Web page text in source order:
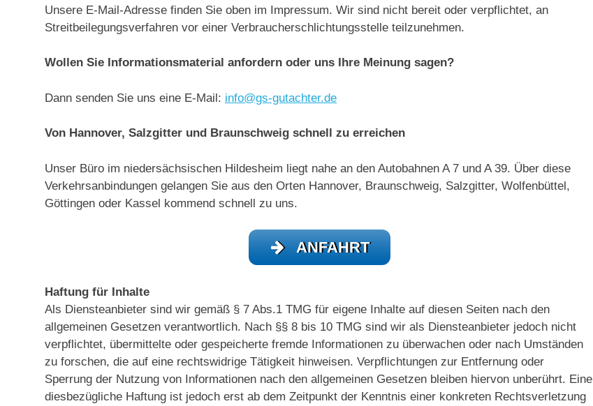
Unsere E-Mail-Adresse finden Sie oben im Impressum. Wir sind nicht bereit oder verpflichtet, an
Streitbeilegungsverfahren vor einer Verbraucherschlichtungsstelle teilzunehmen.
Wollen Sie Informationsmaterial anfordern oder uns Ihre Meinung sagen?
Dann senden Sie uns eine E-Mail: info@gs-gutachter.de
Von Hannover, Salzgitter und Braunschweig schnell zu erreichen
Unser Büro im niedersächsischen Hildesheim liegt nahe an den Autobahnen A 7 und A 39. Über diese
Verkehrsanbindungen gelangen Sie aus den Orten Hannover, Braunschweig, Salzgitter, Wolfenbüttel,
Göttingen oder Kassel kommend schnell zu uns.
ANFAHRT
Haftung für Inhalte
Als Diensteanbieter sind wir gemäß § 7 Abs.1 TMG für eigene Inhalte auf diesen Seiten nach den
allgemeinen Gesetzen verantwortlich. Nach §§ 8 bis 10 TMG sind wir als Diensteanbieter jedoch nicht
verpflichtet, übermittelte oder gespeicherte fremde Informationen zu überwachen oder nach Umständen
zu forschen, die auf eine rechtswidrige Tätigkeit hinweisen. Verpflichtungen zur Entfernung oder
Sperrung der Nutzung von Informationen nach den allgemeinen Gesetzen bleiben hiervon unberührt. Eine
diesbezügliche Haftung ist jedoch erst ab dem Zeitpunkt der Kenntnis einer konkreten Rechtsverletzung